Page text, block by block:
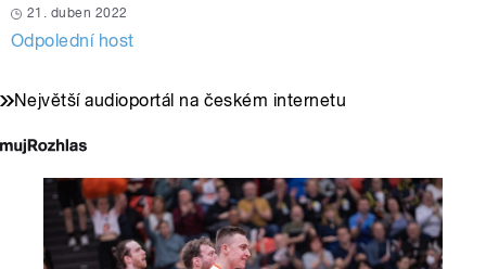
21. duben 2022
Odpolední host
Největší audioportál na českém internetu